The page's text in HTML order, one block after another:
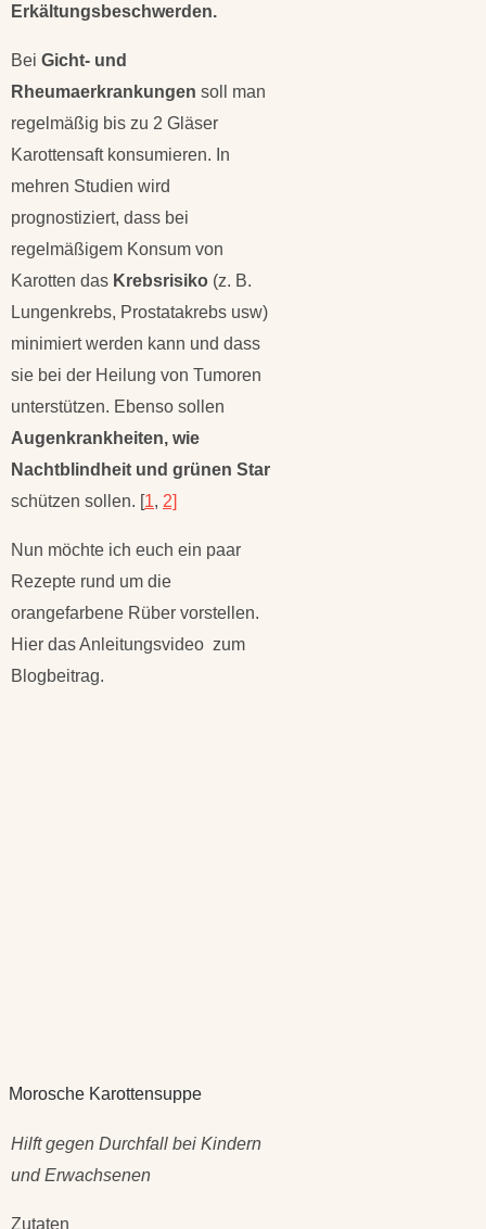
Erkältungsbeschwerden.
Bei Gicht- und
Rheumaerkrankungen soll man
regelmäßig bis zu 2 Gläser
Karottensaft konsumieren. In
mehren Studien wird
prognostiziert, dass bei
regelmäßigem Konsum von
Karotten das Krebsrisiko (z. B.
Lungenkrebs, Prostatakrebs usw)
minimiert werden kann und dass
sie bei der Heilung von Tumoren
unterstützen. Ebenso sollen
Augenkrankheiten, wie
Nachtblindheit und grünen Star
schützen sollen. [1, 2]
Nun möchte ich euch ein paar
Rezepte rund um die
orangefarbene Rüber vorstellen.
Hier das Anleitungsvideo zum
Blogbeitrag.
Morosche Karottensuppe
Hilft gegen Durchfall bei Kindern
und Erwachsenen
Zutaten